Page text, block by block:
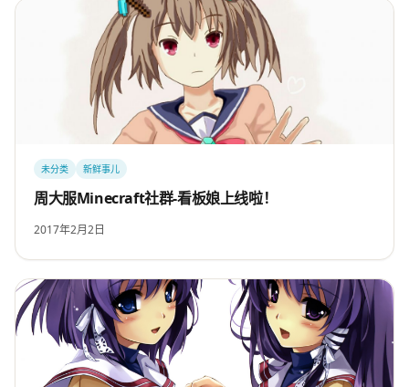
未分类 新鲜事儿
周大服Minecraft社群-看板娘上线啦！
2017年2月2日